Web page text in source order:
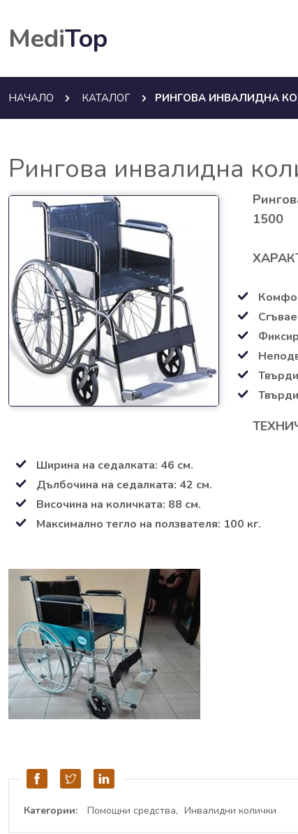
MediTop
НАЧАЛО КАТАЛОГ РИНГОВА ИНВАЛИДНА
Рингова инвалидна
1500
Ширина на седалката: 46 см.
Дълбочина на седалката: 42 см.
Височина на количката: 88 см.
Максимално тегло на ползвателя: 100 кг.
Категории: Помощни средства Инвалидни колички